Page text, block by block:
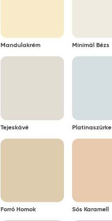
Mandulakrém Minimál Bézs
Tejeskávé Platinaszürke
Forró Homok Sós Karamell